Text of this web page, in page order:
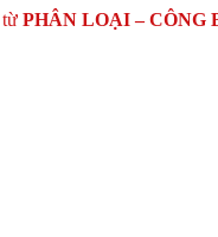
từ PHÂN LOẠI – CÔNG